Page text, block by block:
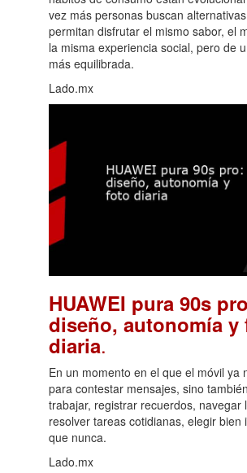
vez más personas buscan
permitan disfrutar el mismo sabor, el
la misma experiencia social, pero de
más equilibrada.
Lado.mx
HUAWEI pura 90s
diseño, autonomía y
diaria.
En un momento en el que el móvil ya
para contestar mensajes, sino
trabajar, registrar recuerdos, navegar
resolver tareas cotidianas, elegir bien
que nunca.
Lado.mx